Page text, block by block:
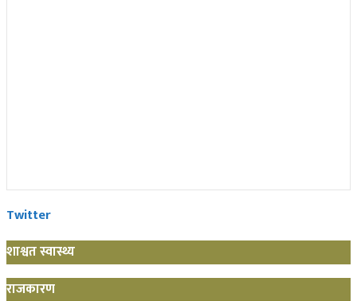
Twitter
शाश्वत स्वास्थ्य
राजकारण